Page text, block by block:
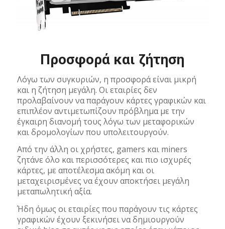
Προσφορά και ζήτηση
Λόγω των συγκυριών, η προσφορά είναι μικρή
και η ζήτηση μεγάλη. Οι εταιρίες δεν
προλαβαίνουν να παράγουν κάρτες γραφικών και
επιπλέον αντιμετωπίζουν πρόβλημα με την
έγκαιρη διανομή τους λόγω των μεταφορικών
και δρομολογίων που υπολειτουργούν.
Από την άλλη οι χρήστες, gamers και miners
ζητάνε όλο και περισσότερες και πιο ισχυρές
κάρτες, με αποτέλεσμα ακόμη και οι
μεταχειρισμένες να έχουν αποκτήσει μεγάλη
μεταπωλητική αξία.
Ήδη όμως οι εταιρίες που παράγουν τις κάρτες
γραφικών έχουν ξεκινήσει να δημιουργούν